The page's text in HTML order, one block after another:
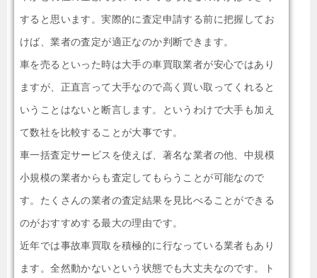
すると思います。実際的に査定申請する前に把握してお
けば、業者の査定が適正なのか判断できます。
車を売るといった時は大手の車買取業者が安心ではあり
ますが、正直言って大手なので高く買い取ってくれると
いうことはないと断言します。というわけで大手も加え
て数社を比較することが大事です。
車一括査定サービスを使えば、著名な業者の他、中規模
小規模の業者からも査定してもらうことが可能なので
す。たくさんの業者の査定結果を見比べることができる
のがおすすめする最大の理由です。
近年では事故車買取を積極的に行なっている業者もあり
ます。全然動かないという状態でも大丈夫なのです。ト